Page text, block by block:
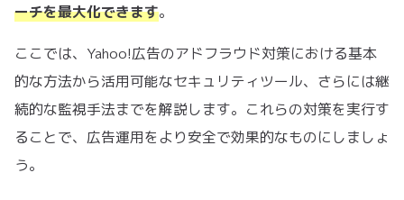
ーチを最大化できます。
ここでは、Yahoo!広告のアドフラウド対策における基本
的な方法から活用可能なセキュリティツール、さらには継
続的な監視手法までを解説します。これらの対策を実行す
ることで、広告運用をより安全で効果的なものにしましょ
う。